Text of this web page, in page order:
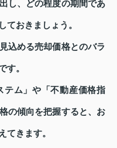
し、どの程度の期間であ
ておきましょう。
込める売却価格とのバラ
す。
テム」や「不動産価格指
の傾向を把握すると、お
てきます。